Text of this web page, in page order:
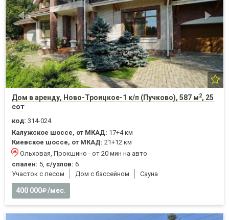
Дом в аренду, Ново-Троицкое-1 к/п (Пучково), 587 м2, 25
сот
код: 314-024
Калужское шоссе, от МКАД: 17+4 км
Киевское шоссе, от МКАД: 21+12 км
Ольховая, Прокшино - от 20 мин на авто
спален: 5, с/узлов: 6
Участок с лесом
Дом с бассейном Cауна
400 000 /мес.